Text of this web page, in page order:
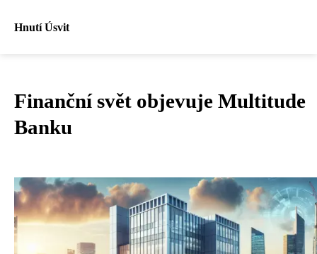
Hnutí Úsvit
Finanční svět objevuje Multitude
Banku